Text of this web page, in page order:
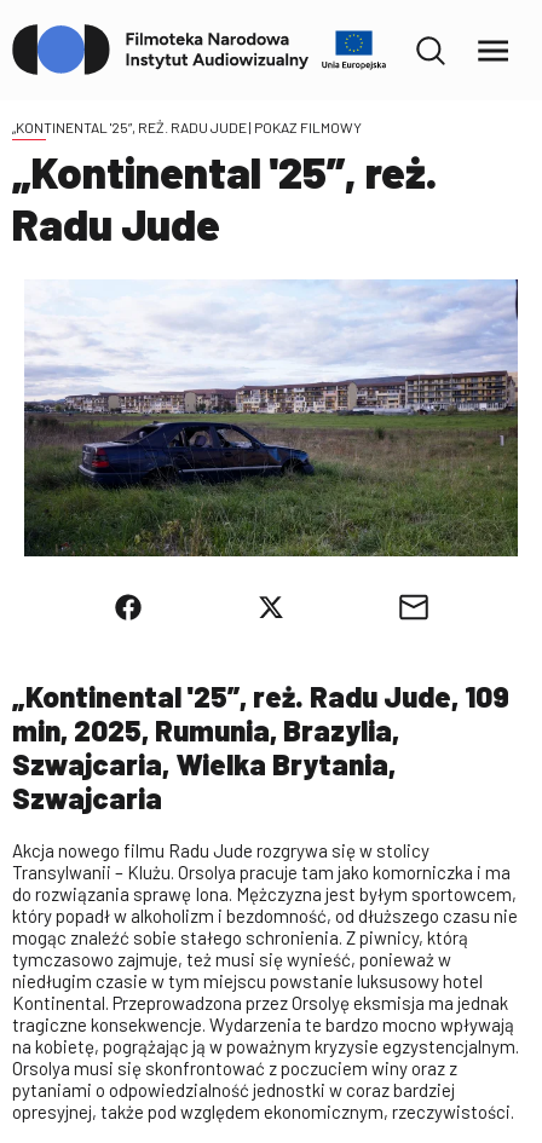
„KONTINENTAL '25”, REŻ. RADU JUDE| POKAZ FILMOWY
„Kontinental '25”, reż.
Radu Jude
„Kontinental '25”, reż. Radu Jude, 109
min, 2025, Rumunia, Brazylia,
Szwajcaria, Wielka Brytania,
Szwajcaria
Akcja nowego filmu Radu Jude rozgrywa się w stolicy
Transylwanii – Klużu. Orsolya pracuje tam jako komorniczka i ma
do rozwiązania sprawę Iona. Mężczyzna jest byłym sportowcem,
który popadł w alkoholizm i bezdomność, od dłuższego czasu nie
mogąc znaleźć sobie stałego schronienia. Z piwnicy, którą
tymczasowo zajmuje, też musi się wynieść, ponieważ w
niedługim czasie w tym miejscu powstanie luksusowy hotel
Kontinental. Przeprowadzona przez Orsolyę eksmisja ma jednak
tragiczne konsekwencje. Wydarzenia te bardzo mocno wpływają
na kobietę, pogrążając ją w poważnym kryzysie egzystencjalnym.
Orsolya musi się skonfrontować z poczuciem winy oraz z
pytaniami o odpowiedzialność jednostki w coraz bardziej
opresyjnej, także pod względem ekonomicznym, rzeczywistości.